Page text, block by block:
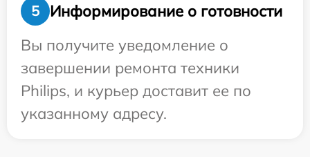
5
Информирование о готовности
Вы получите уведомление о
завершении ремонта техники
Philips, и курьер доставит ее по
указанному адресу.